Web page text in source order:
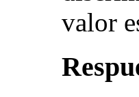
valor